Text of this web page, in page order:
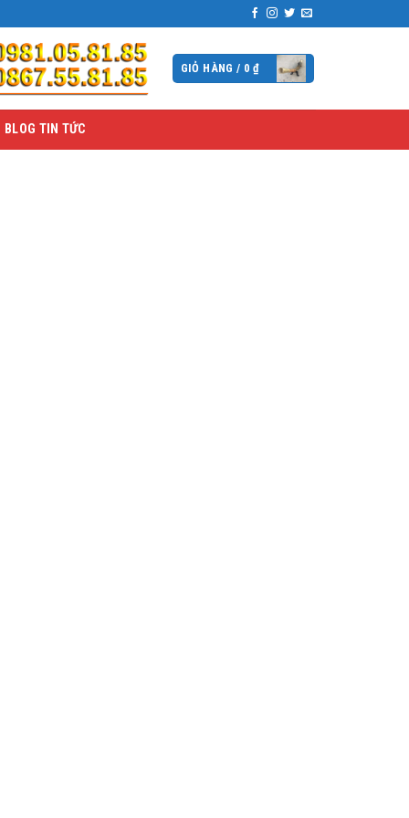
GIỎ HÀNG / 0 ₫
BLOG TIN TỨC